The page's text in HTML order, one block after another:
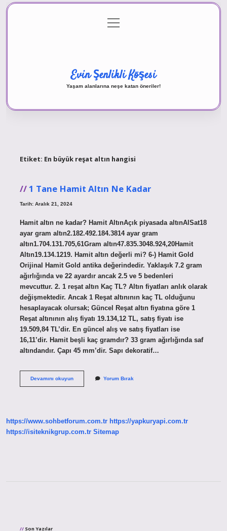
Gizlilik Politikası
menüyü
aç
Evin Şenlikli Köşesi
Yaşam alanlarına neşe katan öneriler!
Etiket: En büyük reşat altın hangisi
1 Tane Hamit Altın Ne Kadar
Tarih: Aralık 21, 2024
Hamit altın ne kadar? Hamit AltınAçık piyasada altınAlSat18
ayar gram altın2.182.492.184.3814 ayar gram
altın1.704.131.705,61Gram altın47.835.3048.924,20Hamit
Altın19.134.1219. Hamit altın değerli mi? 6-) Hamit Gold
Orijinal Hamit Gold antika değerindedir. Yaklaşık 7.2 gram
ağırlığında ve 22 ayardır ancak 2.5 ve 5 bedenleri
mevcuttur. 2. 1 reşat altın Kaç TL? Altın fiyatları anlık olarak
değişmektedir. Ancak 1 Reşat altınının kaç TL olduğunu
hesaplayacak olursak; Güncel Reşat altın fiyatına göre 1
Reşat altınının alış fiyatı 19.134,12 TL, satış fiyatı ise
19.509,84 TL’dir. En güncel alış ve satış fiyatları ise
16,11’dir. Hamit beşli kaç gramdır? 33 gram ağırlığında saf
altındandır. Çapı 45 mm’dir. Sapı dekoratif…
Devamını okuyun1
Yorum Bırak
https://www.sohbetforum.com.tr https://yapkuryapi.com.tr
https://isiteknikgrup.com.tr Sitemap
Son Yazılar